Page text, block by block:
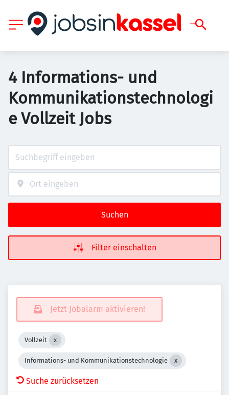
4 Informations- und
Kommunikationstechnologi
e Vollzeit Jobs
Suchen
Filter einschalten
Jetzt Jobalarm aktivieren!
Vollzeit
Informations- und Kommunikationstechnologie
Suche zurücksetzen